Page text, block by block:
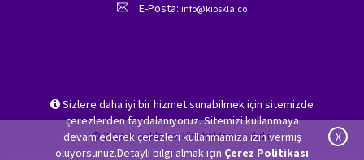
Sizlere daha iyi bir hizmet sunabilmek için sitemizde
çerezlerden faydalanıyoruz. Sitemizi kullanmaya
devam ederek çerezleri kullanmamıza izin vermiş
oluyorsunuz.Detaylı bilgi almak için Çerez Politikası
X
E-Posta: info@kioskla.co
© 2026 Kioskla.co Tüm hakları saklıdır.